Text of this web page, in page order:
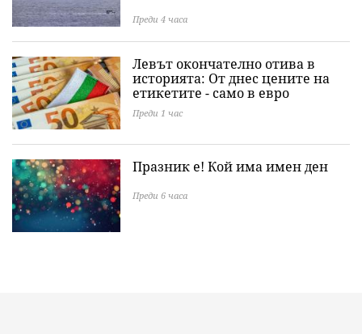
Преди 4 часа
Левът окончателно отива в
историята: Oт днес цените на
етикетите - само в евро
Преди 1 час
Празник е! Кой има имен ден
Преди 6 часа